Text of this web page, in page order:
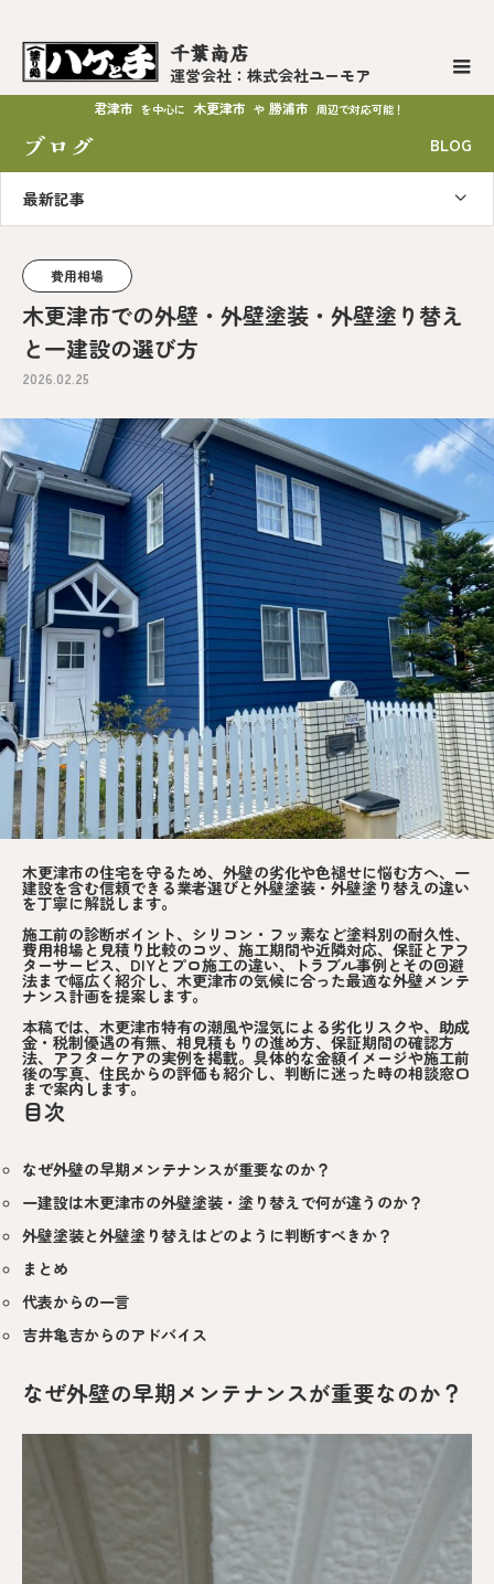
千葉南店
運営会社：株式会社ユーモア
君津市 を中心に 木更津市 や 勝浦市 周辺で対応可能！
ブログ BLOG
最新記事
費用相場
木更津市での外壁・外壁塗装・外壁塗り替え
と一建設の選び方
2026.02.25
木更津市の住宅を守るため、外壁の劣化や色褪せに悩む方へ、一
建設を含む信頼できる業者選びと外壁塗装・外壁塗り替えの違い
を丁寧に解説します。
施工前の診断ポイント、シリコン・フッ素など塗料別の耐久性、
費用相場と見積り比較のコツ、施工期間や近隣対応、保証とアフ
ターサービス、DIYとプロ施工の違い、トラブル事例とその回避
法まで幅広く紹介し、木更津市の気候に合った最適な外壁メンテ
ナンス計画を提案します。
本稿では、木更津市特有の潮風や湿気による劣化リスクや、助成
金・税制優遇の有無、相見積もりの進め方、保証期間の確認方
法、アフターケアの実例を掲載。具体的な金額イメージや施工前
後の写真、住民からの評価も紹介し、判断に迷った時の相談窓口
まで案内します。
目次
なぜ外壁の早期メンテナンスが重要なのか？
一建設は木更津市の外壁塗装・塗り替えで何が違うのか？
外壁塗装と外壁塗り替えはどのように判断すべきか？
まとめ
代表からの一言
吉井亀吉からのアドバイス
なぜ外壁の早期メンテナンスが重要なのか？